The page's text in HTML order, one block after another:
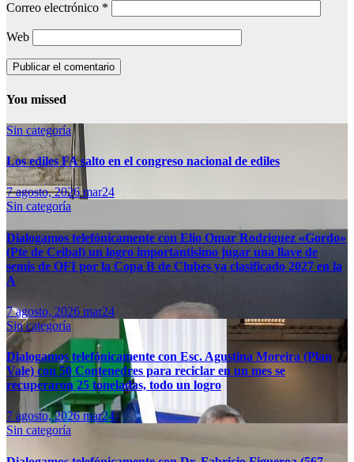
Correo electrónico *
Web
You missed
Sin categoría
Los ediles FA salto en el congreso nacional de ediles
7 agosto, 2026mar24
Sin categoría
Dialogamos telefónicamente con Elio Omar Rodriguez «Gordo»
(Pte de Ceibal) un logro importantisimo jugar una llave de
semis de OFI por la Copa B de Clubes ya clasificado 2027 en la
A
7 agosto, 2026 mar24
Sin categoría
Dialogamos telefónicamente con Esc. Agustina Moreira (Plan
Vale) con 50 Contenedres para reciclar en un mes se
recuperaron 25 toneladas, todo un logro
7 agosto, 2026mar24
Sin categoría